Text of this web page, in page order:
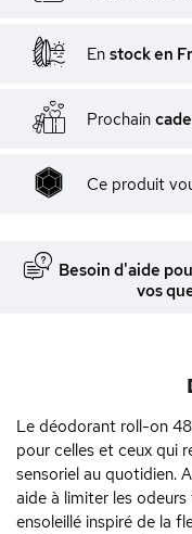
En stock en
Prochain
Ce produit
Besoin d'aide
vos
Le déodorant roll-on
pour celles et ceux qui
sensoriel au quotidien.
aide à limiter les
ensoleillé inspiré de la